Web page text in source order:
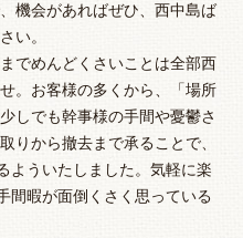
機会があればぜひ、西中島ば
い。
でめんどくさいことは全部西
。お客様の多くから、「場所
しでも幹事様の手間や憂鬱さ
りから撤去まで承ることで、
よういたしました。気軽に楽
間暇が面倒くさく思っている